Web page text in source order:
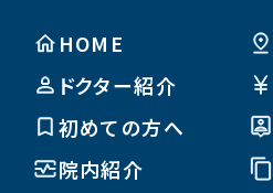
HOME
ドクター紹介
初めての方へ
院内紹介